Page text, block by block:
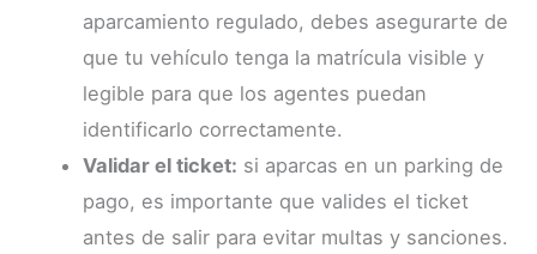
aparcamiento regulado, debes asegurarte de
que tu vehículo tenga la matrícula visible y
legible para que los agentes puedan
identificarlo correctamente.
Validar el ticket: si aparcas en un parking de
pago, es importante que valides el ticket
antes de salir para evitar multas y sanciones.